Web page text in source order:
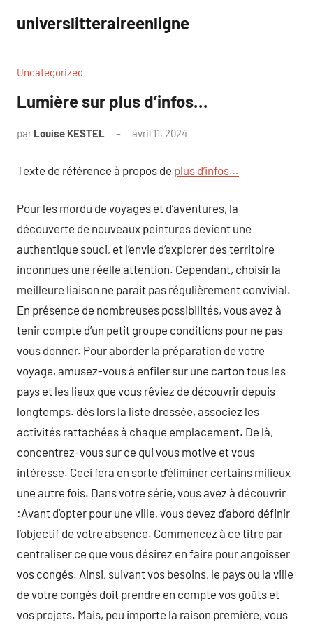
contenu
universlitteraireenligne
Uncategorized
Lumière sur plus d’infos…
par Louise KESTEL avril 11, 2024
Texte de référence à propos de plus d’infos…
Pour les mordu de voyages et d’aventures, la
découverte de nouveaux peintures devient une
authentique souci, et l’envie d’explorer des territoire
inconnues une réelle attention. Cependant, choisir la
meilleure liaison ne parait pas régulièrement convivial.
En présence de nombreuses possibilités, vous avez à
tenir compte d’un petit groupe conditions pour ne pas
vous donner. Pour aborder la préparation de votre
voyage, amusez-vous à enfiler sur une carton tous les
pays et les lieux que vous rêviez de découvrir depuis
longtemps. dès lors la liste dressée, associez les
activités rattachées à chaque emplacement. De là,
concentrez-vous sur ce qui vous motive et vous
intéresse. Ceci fera en sorte d’éliminer certains milieux
une autre fois. Dans votre série, vous avez à découvrir
:Avant d’opter pour une ville, vous devez d’abord définir
l’objectif de votre absence. Commencez à ce titre par
centraliser ce que vous désirez en faire pour angoisser
vos congés. Ainsi, suivant vos besoins, le pays ou la ville
de votre congés doit prendre en compte vos goûts et
vos projets. Mais, peu importe la raison première, vous